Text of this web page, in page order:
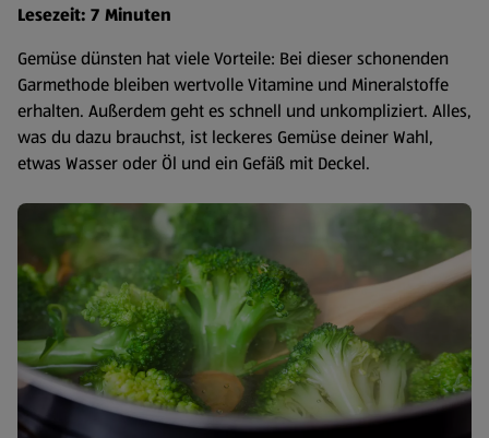
Lesezeit: 7 Minuten
Gemüse dünsten hat viele Vorteile: Bei dieser schonenden
Garmethode bleiben wertvolle Vitamine und Mineralstoffe
erhalten. Außerdem geht es schnell und unkompliziert. Alles,
was du dazu brauchst, ist leckeres Gemüse deiner Wahl,
etwas Wasser oder Öl und ein Gefäß mit Deckel.